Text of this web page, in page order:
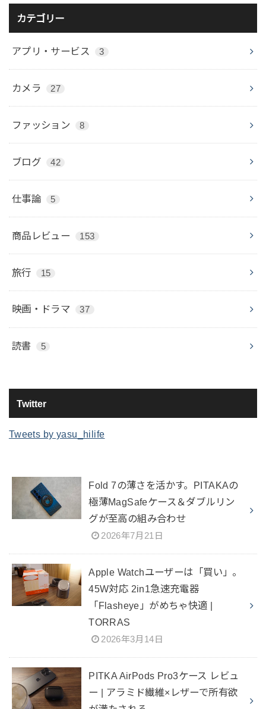
カテゴリー
アプリ・サービス 3
カメラ 27
ファッション 8
ブログ 42
仕事論 5
商品レビュー 153
旅行 15
映画・ドラマ 37
読書 5
Twitter
Tweets by yasu_hilife
Fold 7の薄さを活かす。PITAKAの
極薄MagSafeケース＆ダブルリン
グが至高の組み合わせ
2026年7月21日
Apple Watchユーザーは「買い」。
45W対応 2in1急速充電器
「Flasheye」がめちゃ快適 |
TORRAS
2026年3月14日
PITKA AirPods Pro3ケース レビュ
ー | アラミド繊維×レザーで所有欲